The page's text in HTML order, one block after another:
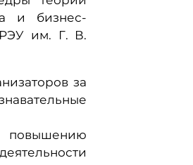
и бизнес-
РЭУ им. Г. В.
за
повышению